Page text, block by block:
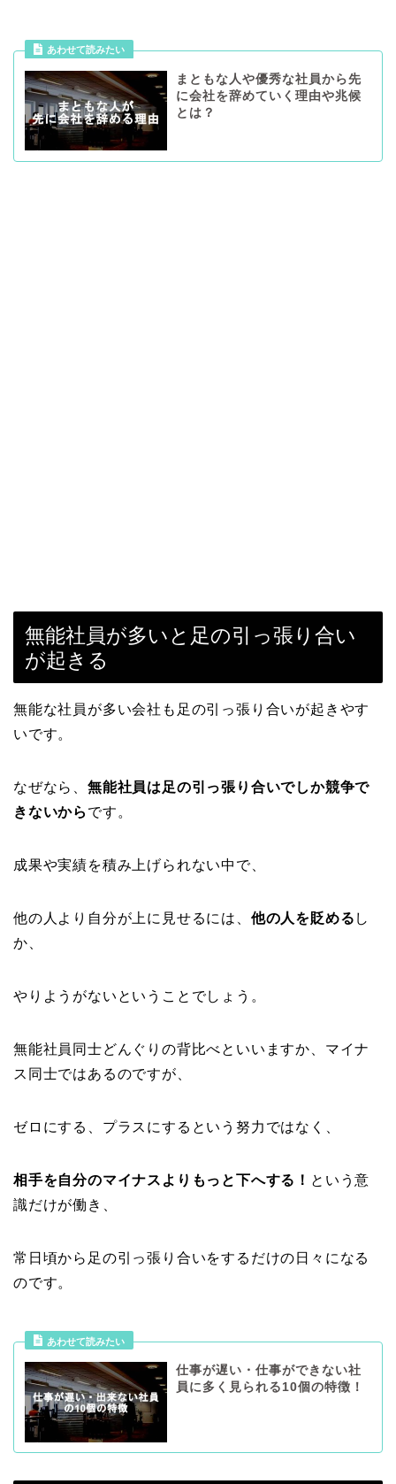
あわせて読みたい
まともな人や優秀な社員から先
に会社を辞めていく理由や兆候
とは？
無能社員が多いと足の引っ張り合い
が起きる
無能な社員が多い会社も足の引っ張り合いが起きやす
いです。
なぜなら、 無能社員は足の引っ張り合いでしか競争で
きないから です。
成果や実績を積み上げられない中で、
他の人より自分が上に見せるには、 他の人を貶める し
か、
やりようがないということでしょう。
無能社員同士どんぐりの背比べといいますか、マイナ
ス同士ではあるのですが、
ゼロにする、プラスにするという努力ではなく、
相手を自分のマイナスよりもっと下へする！ という意
識だけが働き、
常日頃から足の引っ張り合いをするだけの日々になる
のです。
あわせて読みたい
仕事が遅い・仕事ができない社
員に多く見られる10個の特徴！